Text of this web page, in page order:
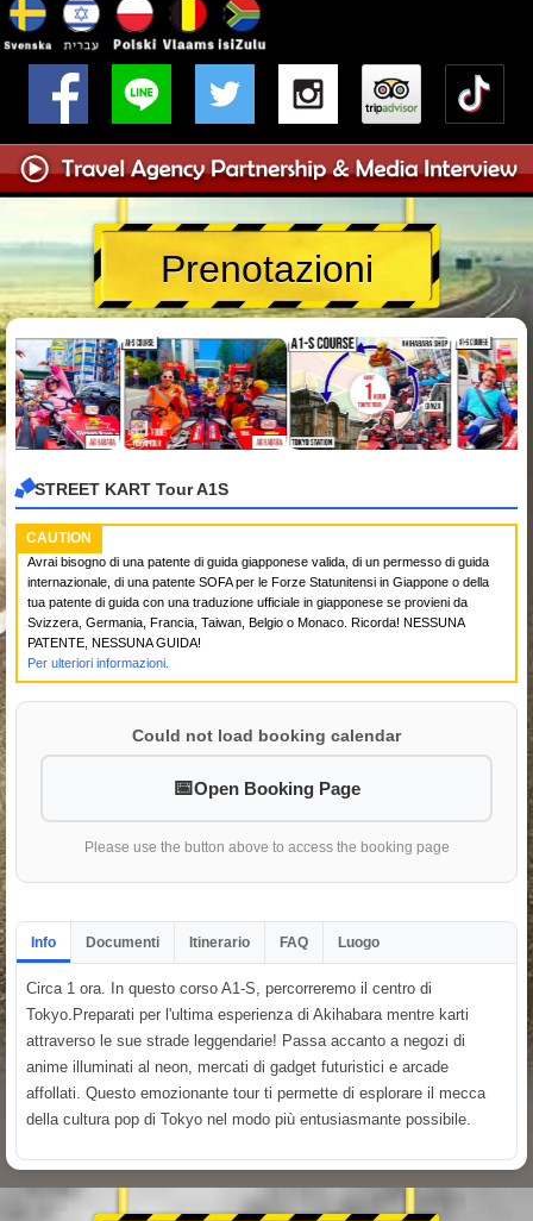
Prenotazioni
STREET KART Tour A1S
CAUTION
Avrai bisogno di una patente di guida giapponese valida, di un permesso di guida
internazionale, di una patente SOFA per le Forze Statunitensi in Giappone o della
tua patente di guida con una traduzione ufficiale in giapponese se provieni da
Svizzera, Germania, Francia, Taiwan, Belgio o Monaco. Ricorda! NESSUNA
PATENTE, NESSUNA GUIDA!
Per ulteriori informazioni.
Could not load booking calendar
Open Booking Page
Please use the button above to access the booking page
Info Documenti Itinerario FAQ Luogo
Circa 1 ora. In questo corso A1-S, percorreremo il centro di
Tokyo.Preparati per l'ultima esperienza di Akihabara mentre karti
attraverso le sue strade leggendarie! Passa accanto a negozi di
anime illuminati al neon, mercati di gadget futuristici e arcade
affollati. Questo emozionante tour ti permette di esplorare il mecca
della cultura pop di Tokyo nel modo più entusiasmante possibile.